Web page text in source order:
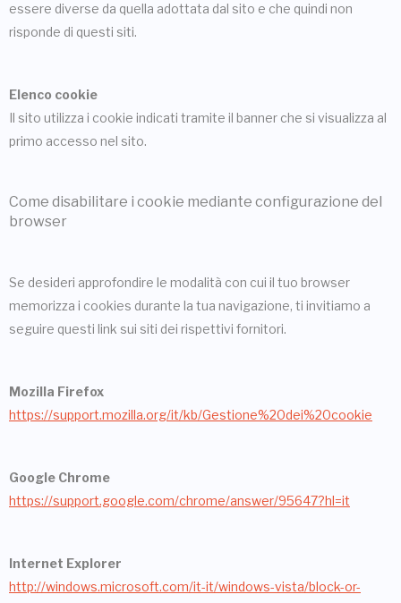
essere diverse da quella adottata dal sito e che quindi non
risponde di questi siti.
Elenco cookie
Il sito utilizza i cookie indicati tramite il banner che si visualizza al
primo accesso nel sito.
Come disabilitare i cookie mediante configurazione del
browser
Se desideri approfondire le modalità con cui il tuo browser
memorizza i cookies durante la tua navigazione, ti invitiamo a
seguire questi link sui siti dei rispettivi fornitori.
Mozilla Firefox
https://support.mozilla.org/it/kb/Gestione%20dei%20cookie
Google Chrome
https://support.google.com/chrome/answer/95647?hl=it
Internet Explorer
http://windows.microsoft.com/it-it/windows-vista/block-or-